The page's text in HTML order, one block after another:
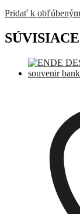
Pridať k obľúbeným